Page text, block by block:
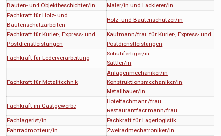
Bauten- und Objektbeschichter/in
Maler/in und Lackierer/in
Fachkraft für Holz- und
Bautenschutzarbeiten
Holz- und Bautenschützer/in
Fachkraft für Kurier-, Express- und
Postdienstleistungen
Kaufmann/frau für Kurier-, Express- und
Postdienstleistungen
Fachkraft für Lederverarbeitung
Schuhfertiger/in
Sattler/in
Fachkraft für Metalltechnik
Anlagenmechaniker/in
Konstruktionsmechaniker/in
Metallbauer/in
Fachkraft im Gastgewerbe
Hotelfachmann/frau
Restaurantfachmann/frau
Fachlagerist/in
Fachkraft für Lagerlogistik
Fahrradmonteur/in
Zweiradmechatroniker/in